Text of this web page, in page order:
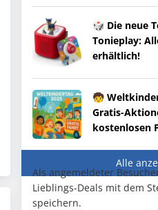
🎲 Die neue
Tonieplay:
erhältlich!
🧒
Gratis-
kostenlosen
Alle
Als angemeldeter
Lieblings-Deals mit dem
speichern.